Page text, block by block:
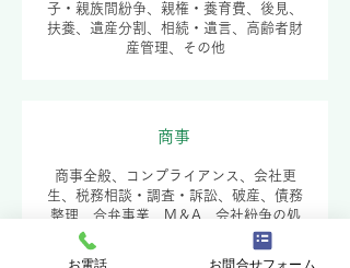
子・親族間紛争、親権・養育費、後見、
扶養、遺産分割、相続・遺言、高齢者財
産管理、その他
​商事
商事全般、コンプライアンス、会社更
生、税務相談・調査・訴訟、破産、債務
整理、合弁事業、M＆A、会社紛争の処
理、役員会・株主総会の指導・立ち会
い、手形・小切手訴訟、労働法、独占禁
お電話 お問合せフォーム